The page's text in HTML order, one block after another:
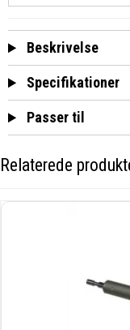
Beskrivelse
Specifikationer
Passer til
Relaterede